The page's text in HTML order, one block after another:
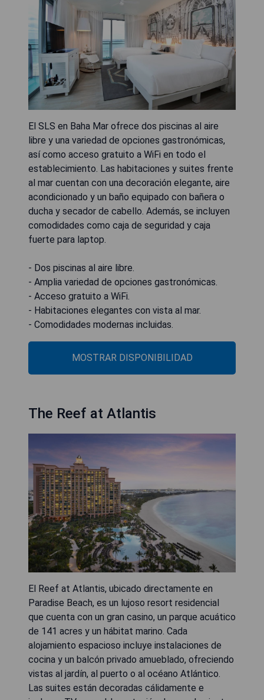
El SLS en Baha Mar ofrece dos piscinas al aire
libre y una variedad de opciones gastronómicas,
así como acceso gratuito a WiFi en todo el
establecimiento. Las habitaciones y suites frente
al mar cuentan con una decoración elegante, aire
acondicionado y un baño equipado con bañera o
ducha y secador de cabello. Además, se incluyen
comodidades como caja de seguridad y caja
fuerte para laptop.
- Dos piscinas al aire libre.
- Amplia variedad de opciones gastronómicas.
- Acceso gratuito a WiFi.
- Habitaciones elegantes con vista al mar.
- Comodidades modernas incluidas.
MOSTRAR DISPONIBILIDAD
The Reef at Atlantis
El Reef at Atlantis, ubicado directamente en
Paradise Beach, es un lujoso resort residencial
que cuenta con un gran casino, un parque acuático
de 141 acres y un hábitat marino. Cada
alojamiento espacioso incluye instalaciones de
cocina y un balcón privado amueblado, ofreciendo
vistas al jardín, al puerto o al océano Atlántico.
Las suites están decoradas cálidamente e